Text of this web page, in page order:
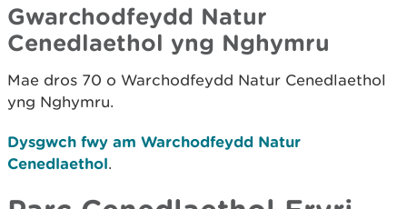
Gwarchodfeydd Natur
Cenedlaethol yng Nghymru
Mae dros 70 o Warchodfeydd Natur Cenedlaethol
yng Nghymru.
Dysgwch fwy am Warchodfeydd Natur
Cenedlaethol.